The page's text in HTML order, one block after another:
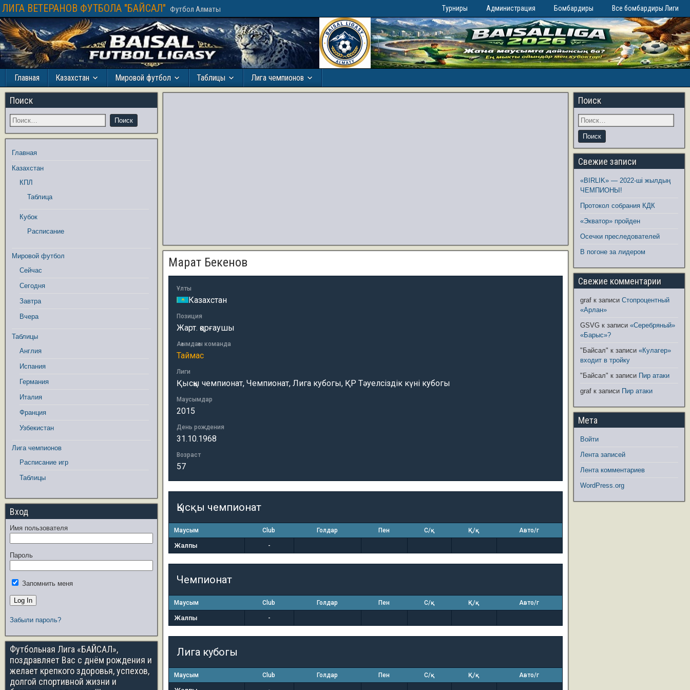
ЛИГА ВЕТЕРАНОВ ФУТБОЛА "БАЙСАЛ" Футбол Алматы Турниры Администрация Бомбардиры Все бомбардиры Лиги
Главная Казахстан Мировой футбол Таблицы Лига чемпионов
Марат Бекенов
Ұлты
Казахстан
Позиция
Жарт. қорғаушы
Ағымдағы команда
Таймас
Лиги
Қысқы чемпионат, Чемпионат, Лига кубогы, ҚР Тәуелсіздік күні кубогы
Маусымдар
2015
День рождения
31.10.1968
Возраст
57
Қысқы чемпионат
Маусым Club Голдар Пен С/қ Қ/қ Авто/г
Жалпы -
Чемпионат
Маусым Club Голдар Пен С/қ Қ/қ Авто/г
Жалпы -
Лига кубогы
Маусым Club Голдар Пен С/қ Қ/қ Авто/г
Поиск
Главная
Казахстан
КПЛ
Таблица
Кубок
Расписание
Мировой футбол
Сейчас
Сегодня
Завтра
Вчера
Таблицы
Англия
Испания
Германия
Италия
Франция
Узбекистан
Лига чемпионов
Расписание игр
Таблицы
Вход
Имя пользователя
Пароль
Запомнить меня
Забыли пароль?
Футбольная Лига «БАЙСАЛ»,
поздравляет Вас с днём рождения и
желает крепкого здоровья, успехов,
долгой спортивной жизни и
Поиск
Свежие записи
«BIRLIK» — 2022-ші жылдың
ЧЕМПИОНЫ!
Протокол собрания КДК
«Экватор» пройден
Осечки преследователей
В погоне за лидером
Свежие комментарии
graf к записиСтопроцентный
«Арлан»
GSVG к записи«Серебряный»
«Барыс»?
"Байсал" к записи«Кулагер»
входит в тройку
"Байсал" к записи Пир атаки
graf к записи Пир атаки
Мета
Войти
Лента записей
Лента комментариев
WordPress.org